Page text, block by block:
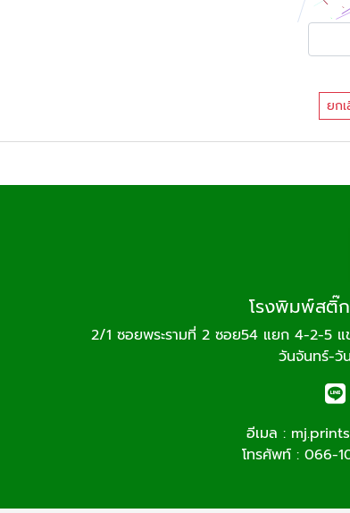
ยก
โรงพิมพ์สติ๊
2/1 ซอยพระรามที่ 2 ซอย54 แยก 4-2-5 แ
วันจันทร์-วั
อีเมล :
โทรศัพท์ : 066-